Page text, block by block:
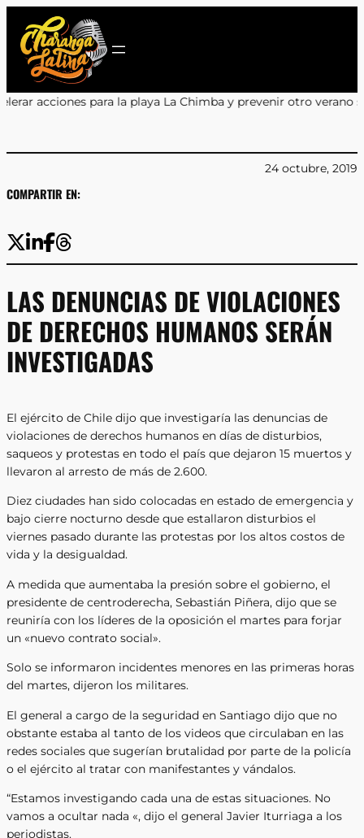
contenido
playa La Chimba y prevenir otro verano sin salvavidas•
COMPARTIR EN:
24 octubre, 2019
LAS DENUNCIAS DE VIOLACIONES
DE DERECHOS HUMANOS SERÁN
INVESTIGADAS
El ejército de Chile dijo que investigaría las denuncias de
violaciones de derechos humanos en días de disturbios,
saqueos y protestas en todo el país que dejaron 15 muertos y
llevaron al arresto de más de 2.600.
Diez ciudades han sido colocadas en estado de emergencia y
bajo cierre nocturno desde que estallaron disturbios el
viernes pasado durante las protestas por los altos costos de
vida y la desigualdad.
A medida que aumentaba la presión sobre el gobierno, el
presidente de centroderecha, Sebastián Piñera, dijo que se
reuniría con los líderes de la oposición el martes para forjar
un «nuevo contrato social».
Solo se informaron incidentes menores en las primeras horas
del martes, dijeron los militares.
El general a cargo de la seguridad en Santiago dijo que no
obstante estaba al tanto de los videos que circulaban en las
redes sociales que sugerían brutalidad por parte de la policía
o el ejército al tratar con manifestantes y vándalos.
“Estamos investigando cada una de estas situaciones. No
vamos a ocultar nada «, dijo el general Javier Iturriaga a los
periodistas.